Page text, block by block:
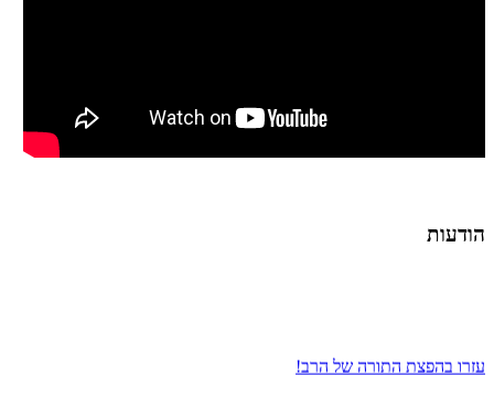
הודעות
עזרו בהפצת התורה של הרב!